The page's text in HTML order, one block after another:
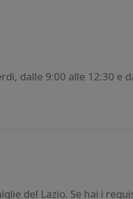
dalle 9:00 alle 12:30 e
del Lazio. Se hai i